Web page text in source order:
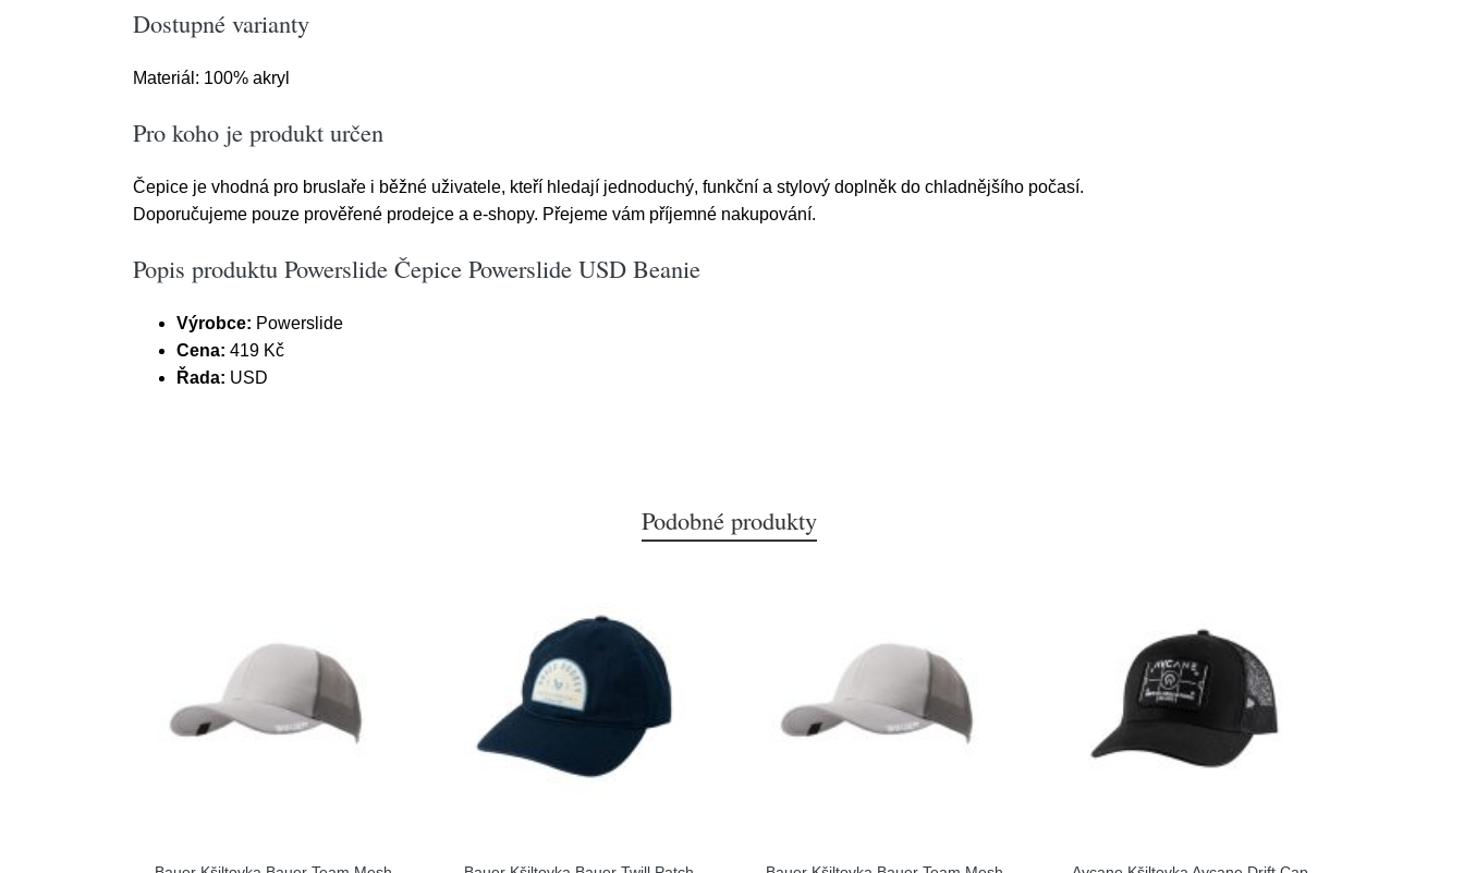
Dostupné varianty
Materiál: 100% akryl
Pro koho je produkt určen
Čepice je vhodná pro bruslaře i běžné uživatele, kteří hledají jednoduchý, funkční a stylový doplněk do chladnějšího počasí.
Doporučujeme pouze prověřené prodejce a e-shopy. Přejeme vám příjemné nakupování.
Popis produktu Powerslide Čepice Powerslide USD Beanie
Výrobce: Powerslide
Cena: 419 Kč
Řada: USD
Podobné produkty